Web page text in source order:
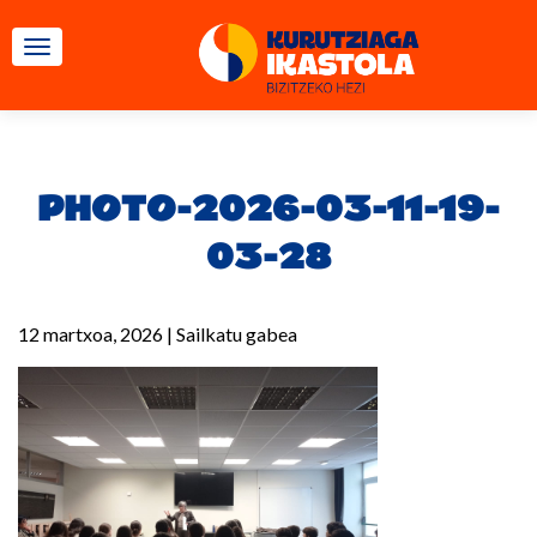
TOGGLE NAVIGATION
PHOTO-2026-03-11-19-
03-28
12 martxoa, 2026 | Sailkatu gabea